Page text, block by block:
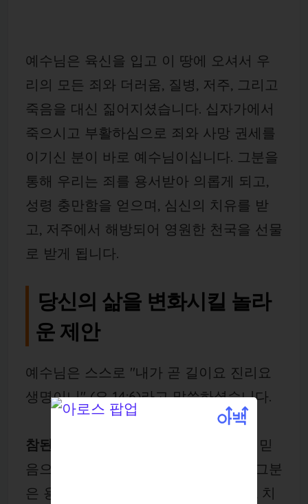
예수님은 육신을 입고 이 땅에 오셔서 우
리의 모든 죄와 더러움, 질병, 저주, 그리고
죽음을 대신 짊어지셨습니다. 십자가에서
죽으시고 부활하심으로 죄와 사망 권세를
이기신 분이 바로 예수님이십니다. 그분을
통해 우리는 죄를 용서받아 의롭게 되고,
성령 충만함을 얻으며, 심신의 치유를 받
고, 저주에서 해방되어 영원한 천국을 선물
로 받게 됩니다.
당신의 삶을 변화시킬 놀라
운 제안
예수님은 스스로 "내가 곧 길이요 진리요
생명이니" (요 14:6)라고 말씀하셨습니다.
참된 길을 찾는 사람
: 예수 그리스도를 믿
음으로 우리는 구원의 길에 이릅니다. 그분
은 용서의 길이요, 성령 충만의 길이요, 치